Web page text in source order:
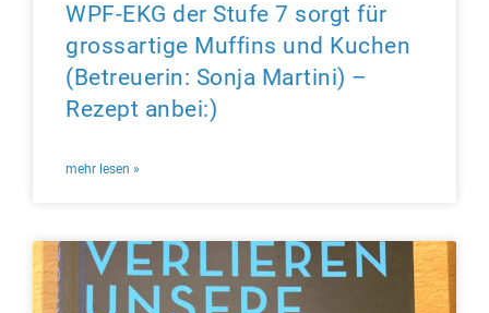
WPF-EKG der Stufe 7 sorgt für
grossartige Muffins und Kuchen
(Betreuerin: Sonja Martini) –
Rezept anbei:)
mehr lesen »